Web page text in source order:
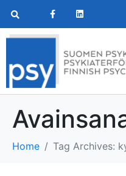
Home Tag Archives: